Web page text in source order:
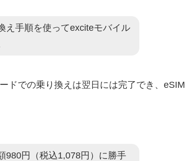
え手順を使ってexciteモバイル
ドでの乗り換えは翌日には完了でき、eSIM
980円（税込1,078円）に勝手